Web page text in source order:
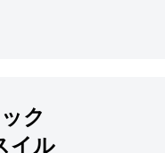
ク
イル